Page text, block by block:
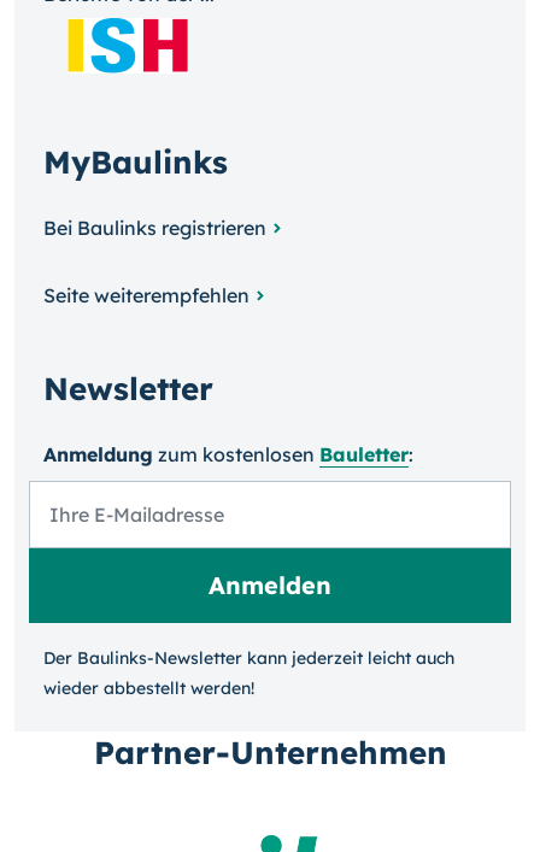
MyBaulinks
Bei Baulinks registrieren
Seite weiterempfehlen
Newsletter
Anmeldung zum kosten­losen Bauletter:
Der Baulinks-Newsletter kann jeder­zeit leicht auch
wieder ab­bestellt werden!
Partner-Unternehmen